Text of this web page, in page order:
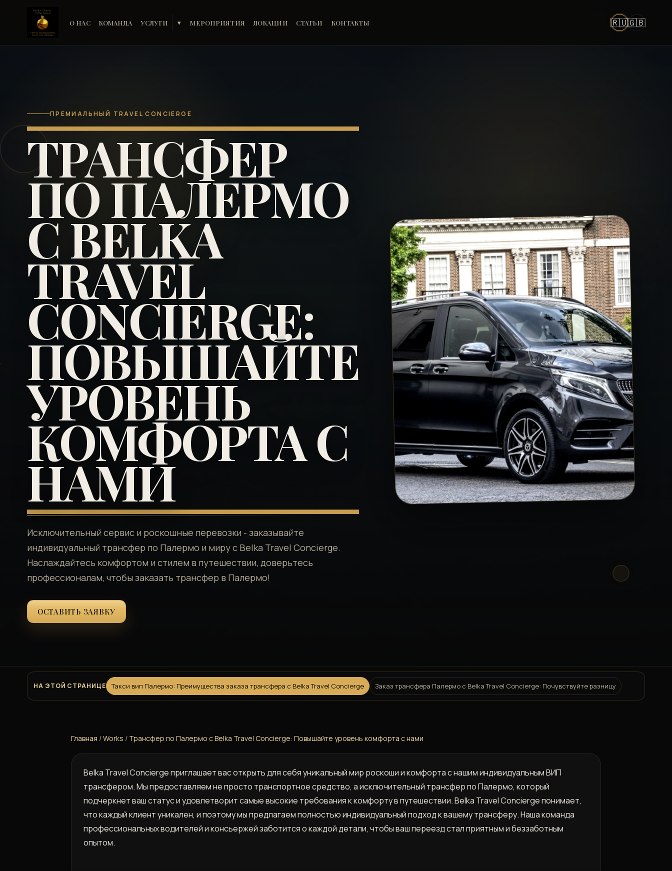
О НАС КОМАНДА УСЛУГИ ▾ МЕРОПРИЯТИЯ ЛОКАЦИИ СТАТЬИ КОНТАКТЫ 🇷🇺🇬🇧
ПРЕМИАЛЬНЫЙ TRAVEL CONCIERGE
ТРАНСФЕР
ПО ПАЛЕРМО
С BELKA
TRAVEL
CONCIERGE:
ПОВЫШАЙТЕ
УРОВЕНЬ
КОМФОРТА С
НАМИ
Исключительный сервис и роскошные перевозки - заказывайте
индивидуальный трансфер по Палермо и миру с Belka Travel Concierge.
Наслаждайтесь комфортом и стилем в путешествии, доверьтесь
профессионалам, чтобы заказать трансфер в Палермо!
ОСТАВИТЬ ЗАЯВКУ
НА ЭТОЙ СТРАНИЦЕ Такси вип Палермо: Преимущества заказа трансфера с Belka Travel Concierge Заказ трансфера Палермо с Belka Travel Concierge: Почувствуйте разницу
Главная /Works / Трансфер по Палермо с Belka Travel Concierge: Повышайте уровень комфорта с нами
Belka Travel Concierge приглашает вас открыть для себя уникальный мир роскоши и комфорта с нашим индивидуальным ВИП
трансфером. Мы предоставляем не просто транспортное средство, а исключительный трансфер по Палермо, который
подчеркнет ваш статус и удовлетворит самые высокие требования к комфорту в путешествии. Belka Travel Concierge понимает,
что каждый клиент уникален, и поэтому мы предлагаем полностью индивидуальный подход к вашему трансферу. Наша команда
профессиональных водителей и консьержей заботится о каждой детали, чтобы ваш переезд стал приятным и беззаботным
опытом.